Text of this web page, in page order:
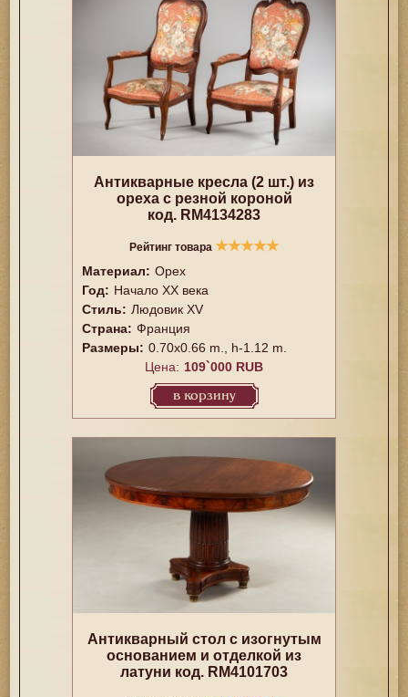
Антикварные кресла (2 шт.) из
ореха с резной короной
код. RM4134283
Рейтинг товара ★★★★★
Материал: Орех
Год: Начало XX века
Стиль: Людовик XV
Страна: Франция
Размеры: 0.70x0.66 m., h-1.12 m.
Цена: 109`000 RUB
в корзину
Антикварный стол с изогнутым
основанием и отделкой из
латуни код. RM4101703